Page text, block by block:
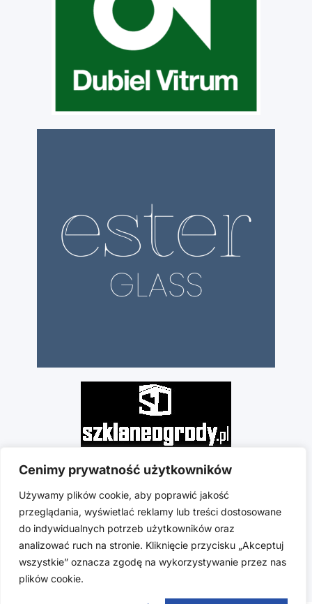
Cenimy prywatność użytkowników
Używamy plików cookie, aby poprawić jakość
przeglądania, wyświetlać reklamy lub treści dostosowane
do indywidualnych potrzeb użytkowników oraz
analizować ruch na stronie. Kliknięcie przycisku „Akceptuj
wszystkie” oznacza zgodę na wykorzystywanie przez nas
plików cookie.